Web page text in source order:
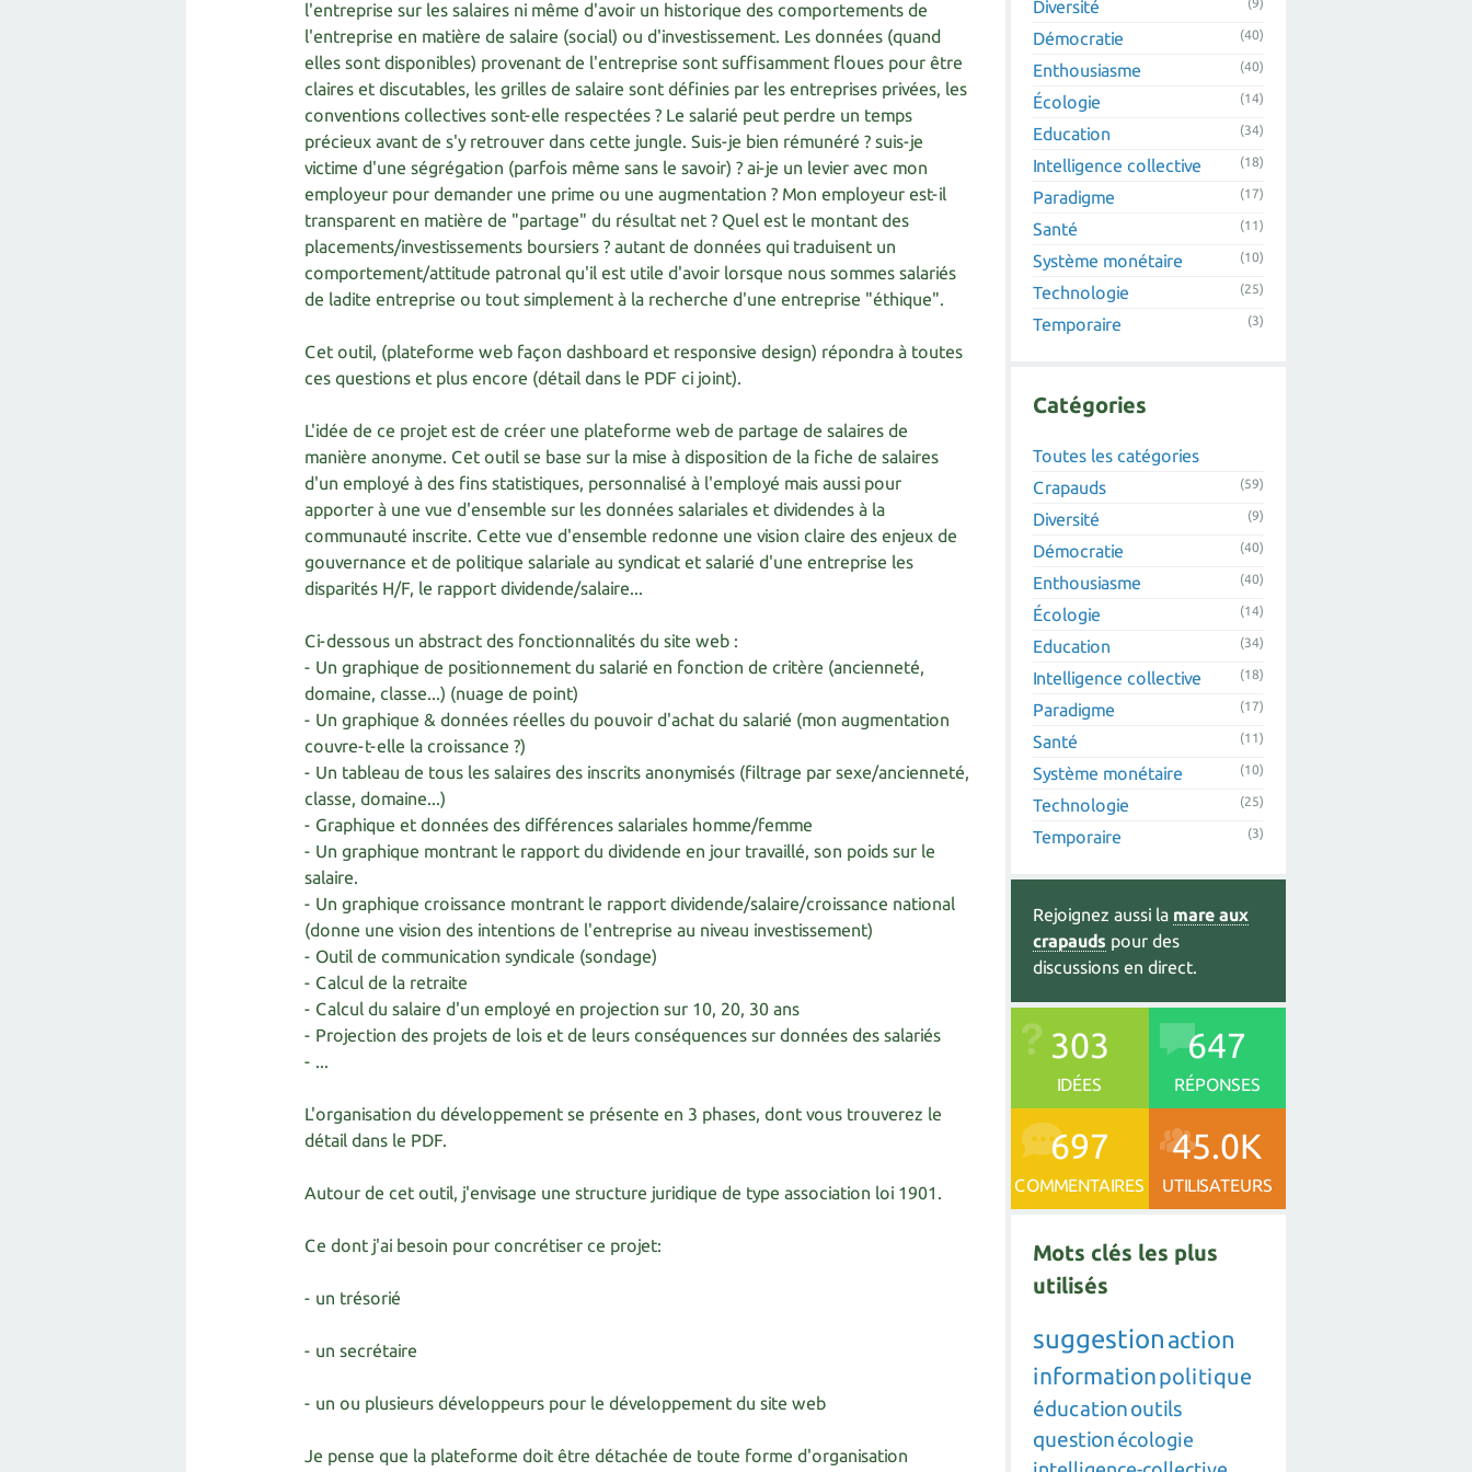
l'entreprise sur les salaires ni même d'avoir un historique des comportements de
l'entreprise en matière de salaire (social) ou d'investissement. Les données (quand
elles sont disponibles) provenant de l'entreprise sont suffisamment floues pour être
claires et discutables, les grilles de salaire sont définies par les entreprises privées, les
conventions collectives sont-elle respectées ? Le salarié peut perdre un temps
précieux avant de s'y retrouver dans cette jungle. Suis-je bien rémunéré ? suis-je
victime d'une ségrégation (parfois même sans le savoir) ? ai-je un levier avec mon
employeur pour demander une prime ou une augmentation ? Mon employeur est-il
transparent en matière de "partage" du résultat net ? Quel est le montant des
placements/investissements boursiers ? autant de données qui traduisent un
comportement/attitude patronal qu'il est utile d'avoir lorsque nous sommes salariés
de ladite entreprise ou tout simplement à la recherche d'une entreprise "éthique".
Cet outil, (plateforme web façon dashboard et responsive design) répondra à toutes
ces questions et plus encore (détail dans le PDF ci joint).
L'idée de ce projet est de créer une plateforme web de partage de salaires de
manière anonyme. Cet outil se base sur la mise à disposition de la fiche de salaires
d'un employé à des fins statistiques, personnalisé à l'employé mais aussi pour
apporter à une vue d'ensemble sur les données salariales et dividendes à la
communauté inscrite. Cette vue d'ensemble redonne une vision claire des enjeux de
gouvernance et de politique salariale au syndicat et salarié d'une entreprise les
disparités H/F, le rapport dividende/salaire...
Ci-dessous un abstract des fonctionnalités du site web :
- Un graphique de positionnement du salarié en fonction de critère (ancienneté,
domaine, classe...) (nuage de point)
- Un graphique & données réelles du pouvoir d'achat du salarié (mon augmentation
couvre-t-elle la croissance ?)
- Un tableau de tous les salaires des inscrits anonymisés (filtrage par sexe/ancienneté,
classe, domaine...)
- Graphique et données des différences salariales homme/femme
- Un graphique montrant le rapport du dividende en jour travaillé, son poids sur le
salaire.
- Un graphique croissance montrant le rapport dividende/salaire/croissance national
(donne une vision des intentions de l'entreprise au niveau investissement)
- Outil de communication syndicale (sondage)
- Calcul de la retraite
- Calcul du salaire d'un employé en projection sur 10, 20, 30 ans
- Projection des projets de lois et de leurs conséquences sur données des salariés
- ...
L'organisation du développement se présente en 3 phases, dont vous trouverez le
détail dans le PDF.
Autour de cet outil, j'envisage une structure juridique de type association loi 1901.
Ce dont j'ai besoin pour concrétiser ce projet:
- un trésorié
- un secrétaire
- un ou plusieurs développeurs pour le développement du site web
Je pense que la plateforme doit être détachée de toute forme d'organisation
Diversité
Démocratie (40)
Enthousiasme (40)
Écologie (14)
Education (34)
Intelligence collective (18)
Paradigme (17)
Santé (11)
Système monétaire (10)
Technologie (25)
Temporaire (3)
Catégories
Toutes les catégories
Crapauds
(59)
Diversité (9)
Démocratie (40)
Enthousiasme (40)
Écologie (14)
Education (34)
Intelligence collective (18)
Paradigme (17)
Santé (11)
Système monétaire (10)
Technologie (25)
Temporaire (3)
Rejoignez aussi la mare aux
crapauds pour des
discussions en direct.
303
IDÉES
647
RÉPONSES
697
COMMENTAIRES
45.0K
UTILISATEURS
Mots clés les plus
utilisés
suggestion action
informationpolitique
éducationoutils
question écologie